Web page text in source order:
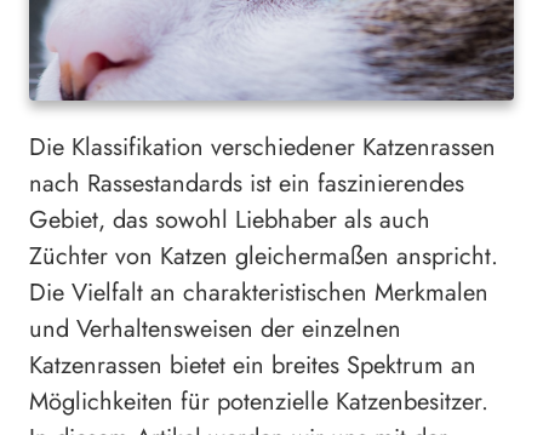
Die Klassifikation verschiedener Katzenrassen
nach Rassestandards ist ein faszinierendes
Gebiet, das sowohl Liebhaber als auch
Züchter von Katzen gleichermaßen anspricht.
Die Vielfalt an charakteristischen Merkmalen
und Verhaltensweisen der einzelnen
Katzenrassen bietet ein breites Spektrum an
Möglichkeiten für potenzielle Katzenbesitzer.